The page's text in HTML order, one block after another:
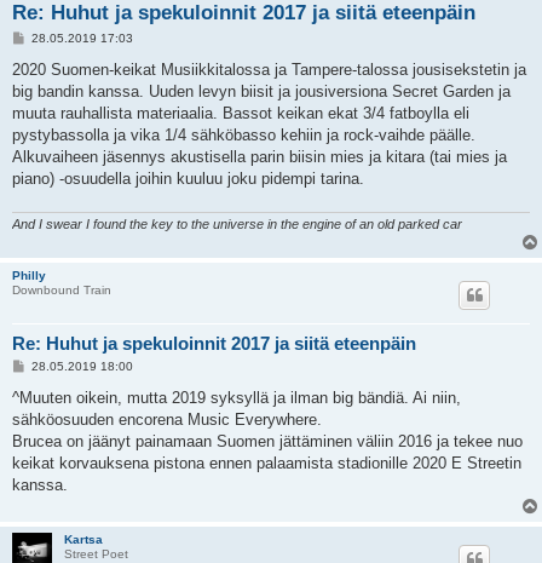
Re: Huhut ja spekuloinnit 2017 ja siitä eteenpäin
V
e
t
i
28.05.2019 17:03
2020 Suomen-keikat Musiikkitalossa ja Tampere-talossa jousisekstetin ja
big bandin kanssa. Uuden levyn biisit ja jousiversiona Secret Garden ja
muuta rauhallista materiaalia. Bassot keikan ekat 3/4 fatboylla eli
pystybassolla ja vika 1/4 sähköbasso kehiin ja rock-vaihde päälle.
Alkuvaiheen jäsennys akustisella parin biisin mies ja kitara (tai mies ja
piano) -osuudella joihin kuuluu joku pidempi tarina.
And I swear I found the key to the universe in the engine of an old parked car
Philly
Downbound Train
Re: Huhut ja spekuloinnit 2017 ja siitä eteenpäin
V
e
t
i
28.05.2019 18:00
^Muuten oikein, mutta 2019 syksyllä ja ilman big bändiä. Ai niin,
sähköosuuden encorena Music Everywhere.
Brucea on jäänyt painamaan Suomen jättäminen väliin 2016 ja tekee nuo
keikat korvauksena pistona ennen palaamista stadionille 2020 E Streetin
kanssa.
Kartsa
Street Poet